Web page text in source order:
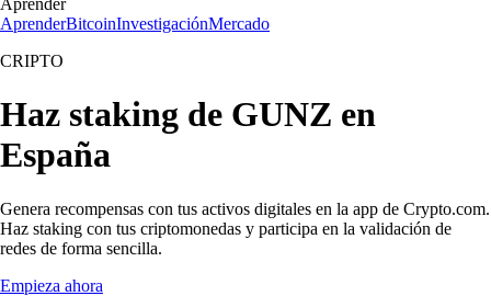
Aprender
AprenderBitcoinInvestigaciónMercado
CRIPTO
Haz staking de GUNZ en
España
Genera recompensas con tus activos digitales en la app de Crypto.com.
Haz staking con tus criptomonedas y participa en la validación de
redes de forma sencilla.
Empieza ahora